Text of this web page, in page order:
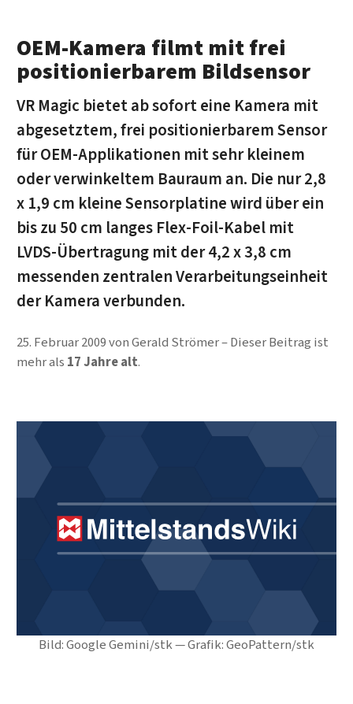
Bild: Google Gemini/stk — Grafik: GeoPattern/stk
OEM-Kamera filmt mit frei
positionierbarem Bildsensor
VR Magic bietet ab sofort eine Kamera mit
abgesetztem, frei positionierbarem Sensor
für OEM-Applikationen mit sehr kleinem
oder verwinkeltem Bauraum an. Die nur 2,8
x 1,9 cm kleine Sensorplatine wird über ein
bis zu 50 cm langes Flex-Foil-Kabel mit
LVDS-Übertragung mit der 4,2 x 3,8 cm
messenden zentralen Verarbeitungseinheit
der Kamera verbunden.
25. Februar 2009vonGerald Strömer
Dieser Beitrag ist
mehr als 17 Jahre alt.